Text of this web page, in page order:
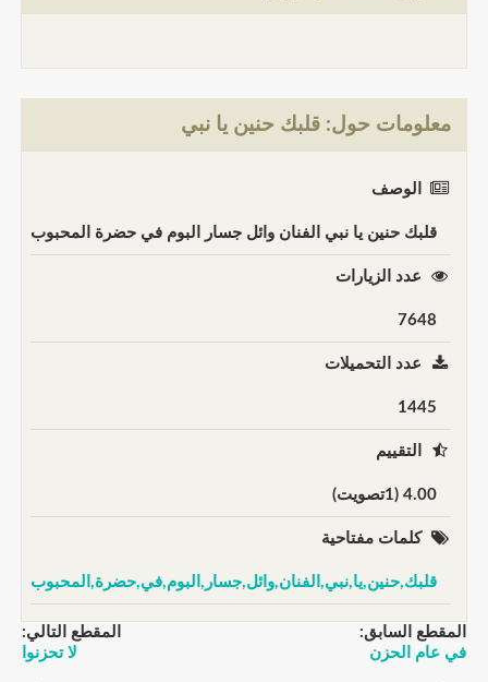
معلومات حول: قلبك حنين يا نبي
الوصف
قلبك حنين يا نبي الفنان وائل جسار البوم في حضرة المحبوب
عدد الزيارات
7648
عدد التحميلات
1445
التقييم
4.00 (1تصويت)
كلمات مفتاحية
قلبك,حنين,يا,نبي,الفنان,وائل,جسار,البوم,في,حضرة,المحبوب
المقطع السابق:
في عام الحزن
المقطع التالي:
لا تحزنوا